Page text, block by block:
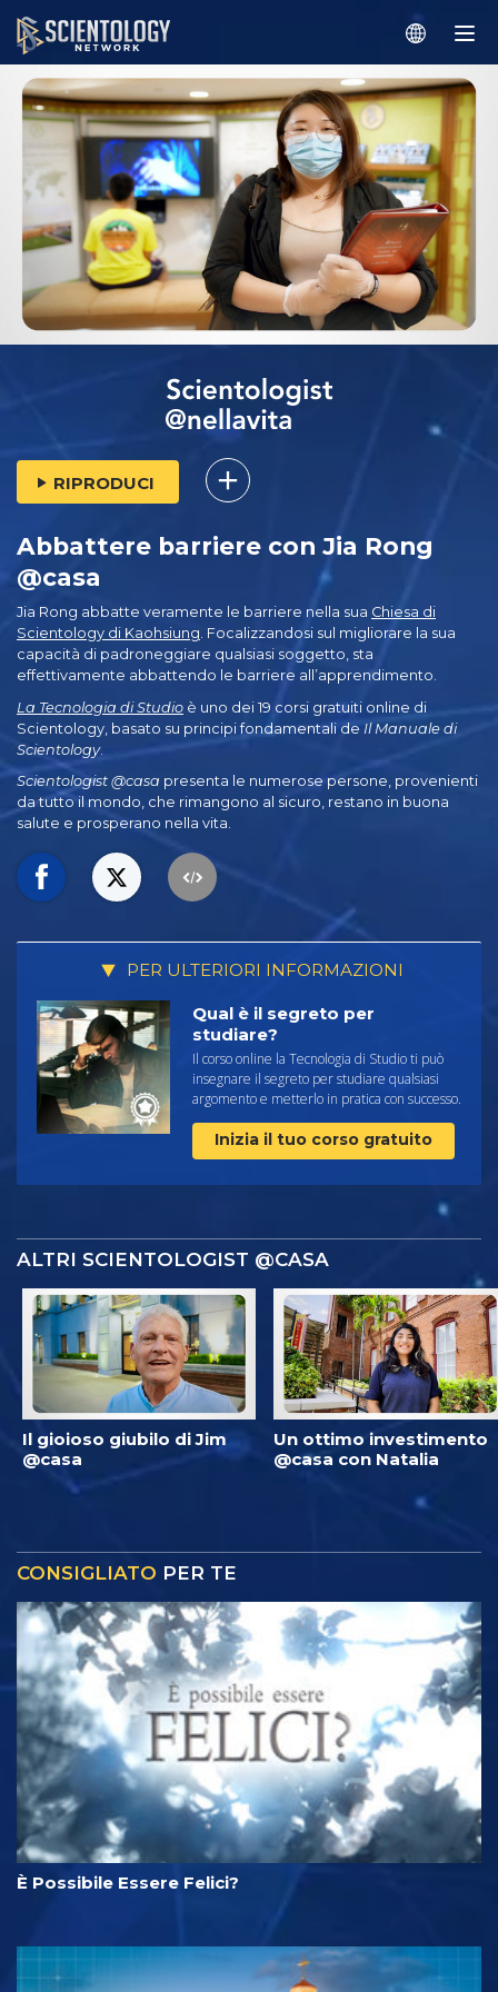
RIPRODUCI
Abbattere barriere con Jia Rong
@casa
Jia Rong abbatte veramente le barriere nella sua Chiesa di
Scientology di Kaohsiung . Focalizzandosi sul migliorare la sua
capacità di padroneggiare qualsiasi soggetto, sta
effettivamente abbattendo le barriere all’apprendimento.
La Tecnologia di Studio è uno dei 19 corsi gratuiti online di
Scientology, basato su principi fondamentali de Il Manuale di
Scientology.
Scientologist @casa presenta le numerose persone, provenienti
da tutto il mondo, che rimangono al sicuro, restano in buona
salute e prosperano nella vita.
PER ULTERIORI INFORMAZIONI
Qual è il segreto per
studiare?
Il corso online la Tecnologia di Studio ti può
insegnare il segreto per studiare qualsiasi
argomento e metterlo in pratica con successo.
Inizia il tuo corso gratuito
ALTRI SCIENTOLOGIST @CASA
Il gioioso giubilo di Jim
@casa
Un ottimo investimento
@casa con Natalia
CONSIGLIATO PER TE
È Possibile Essere Felici?